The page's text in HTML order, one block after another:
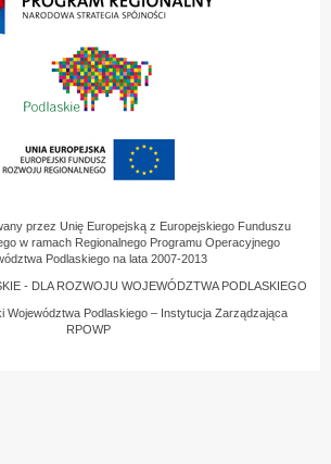
przez Unię Europejską z Europejskiego Funduszu
w ramach Regionalnego Programu Operacyjnego
Podlaskiego na lata 2007-2013
- DLA ROZWOJU WOJEWÓDZTWA PODLASKIEGO
Województwa Podlaskiego – Instytucja Zarządzająca
RPOWP